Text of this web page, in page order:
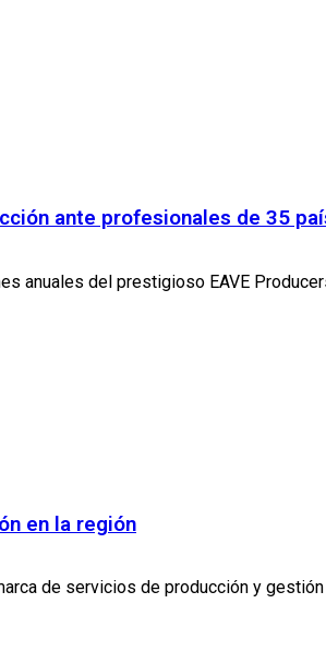
ante profesionales de 35
anuales del prestigioso EAVE
en la región
de servicios de producción y